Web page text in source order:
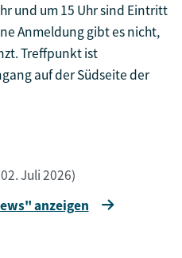
und um 15 Uhr sind Eintritt
Anmeldung gibt es nicht,
Treffpunkt ist
auf der Südseite der
Juli 2026)
anzeigen